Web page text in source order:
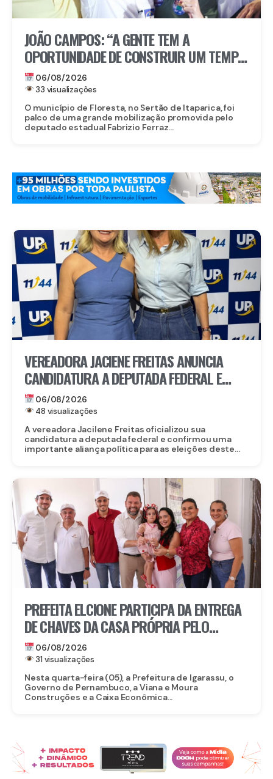
JOÃO CAMPOS: “A GENTE TEM A
OPORTUNIDADE DE CONSTRUIR UM TEMPO
BOM PELA FRENTE”
06/08/2026
33 visualizações
O município de Floresta, no Sertão de Itaparica, foi
palco de uma grande mobilização promovida pelo
deputado estadual Fabrizio Ferraz...
VEREADORA JACIENE FREITAS ANUNCIA
CANDIDATURA A DEPUTADA FEDERAL E
FECHA DOBRADINHA COM ROBERTA
ARRAES EM POÇÃO, NO AGRESTE
06/08/2026
48 visualizações
A vereadora Jacilene Freitas oficializou sua
candidatura a deputada federal e confirmou uma
importante aliança política para as eleições deste...
PREFEITA ELCIONE PARTICIPA DA ENTREGA
DE CHAVES DA CASA PRÓPRIA PELO
PROGRAMA MORAR BEM PE
06/08/2026
31 visualizações
Nesta quarta-feira (05), a Prefeitura de Igarassu, o
Governo de Pernambuco, a Viana e Moura
Construções e a Caixa Econômica...